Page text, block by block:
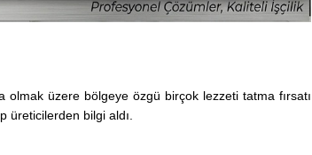
üzere bölgeye özgü birçok lezzeti tatma fırsatı
üreticilerden bilgi aldı.